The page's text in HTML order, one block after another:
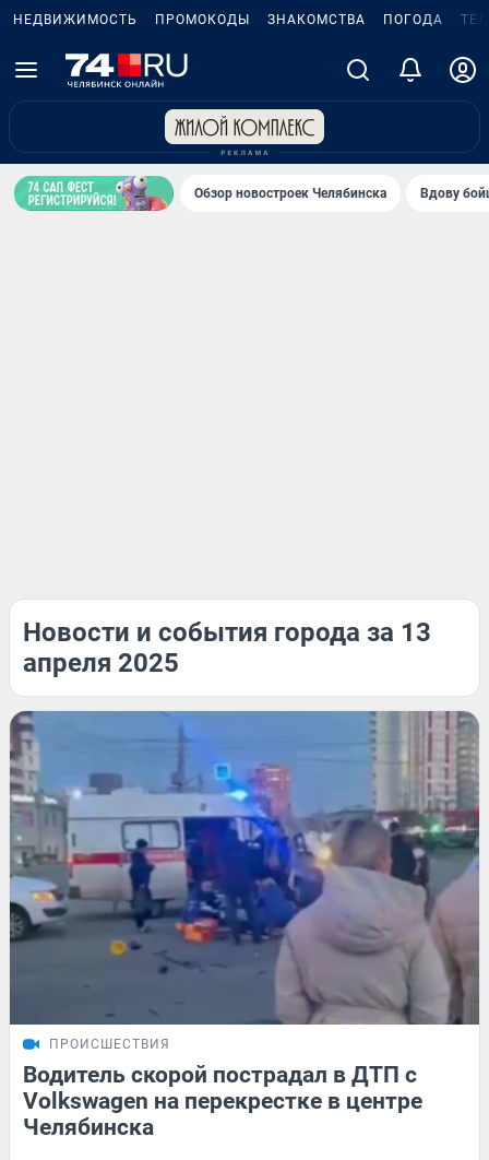
НЕДВИЖИМОСТЬ ПРОМОКОДЫ ЗНАКОМСТВА ПОГОДА
Обзор новостроек Челябинска Вдову
Новости и события города за 13
апреля 2025
ПРОИСШЕСТВИЯ
Водитель скорой пострадал в ДТП с
Volkswagen на перекрестке в центре
Челябинска